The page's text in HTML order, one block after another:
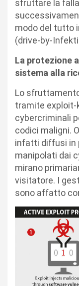
sfruttare la
modo del tutto
(drive-by-
La protezione
sistema alla
Lo
tramite exploit-
cybercriminali
codici maligni.
infatti diffusi in
manipolati dai
mirano
visitatore. I
sono affatto